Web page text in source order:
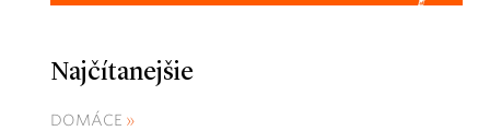
Najčítanejšie
DOMÁCE